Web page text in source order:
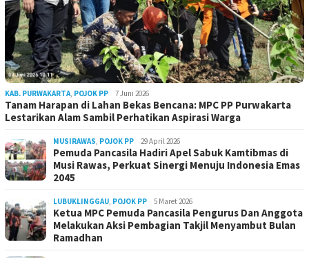
KAB. PURWAKARTA POJOK PP 7 Juni 2026
Tanam Harapan di Lahan Bekas Bencana: MPC PP Purwakarta
Lestarikan Alam Sambil Perhatikan Aspirasi Warga
MUSIRAWAS POJOK PP 29 April 2026
Pemuda Pancasila Hadiri Apel Sabuk Kamtibmas di
Musi Rawas, Perkuat Sinergi Menuju Indonesia Emas
2045
LUBUKLINGGAU POJOK PP 5 Maret 2026
Ketua MPC Pemuda Pancasila Pengurus Dan Anggota
Melakukan Aksi Pembagian Takjil Menyambut Bulan
Ramadhan